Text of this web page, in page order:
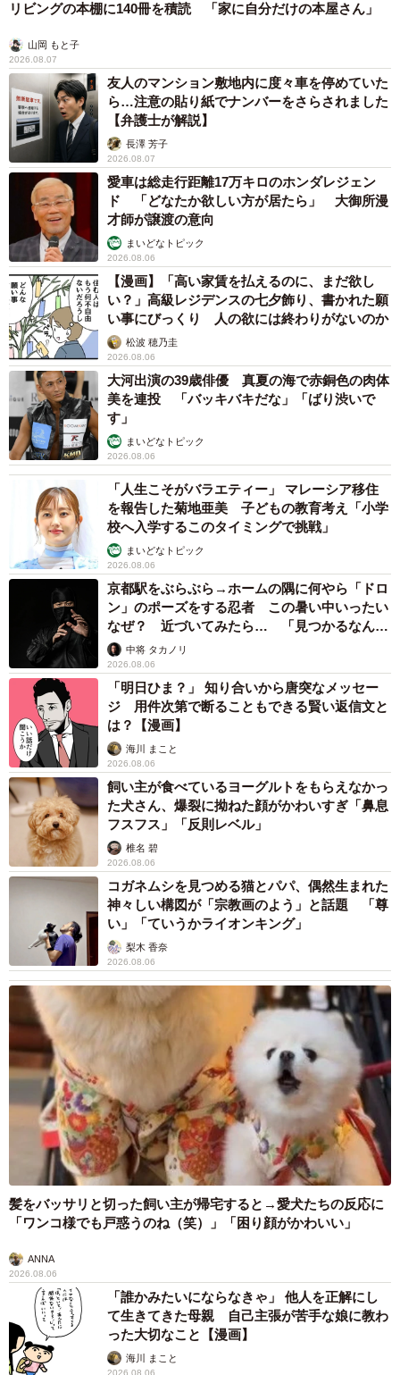
リビングの本棚に140冊を積読 「家に自分だけの本屋さん」
山岡 もと子
2026.08.07
友人のマンション敷地内に度々車を停めていた
ら…注意の貼り紙でナンバーをさらされました
【弁護士が解説】
長澤 芳子
2026.08.07
愛車は総走行距離17万キロのホンダレジェン
ド 「どなたか欲しい方が居たら」 大御所漫
才師が譲渡の意向
まいどなトピック
2026.08.06
【漫画】「高い家賃を払えるのに、まだ欲し
い？」高級レジデンスの七夕飾り、書かれた願
い事にびっくり 人の欲には終わりがないのか
松波 穂乃圭
2026.08.06
大河出演の39歳俳優 真夏の海で赤銅色の肉体
美を連投 「バッキバキだな」「ばり渋いで
す」
まいどなトピック
2026.08.06
「人生こそがバラエティー」 マレーシア移住
を報告した菊地亜美 子どもの教育考え「小学
校へ入学するこのタイミングで挑戦」
まいどなトピック
2026.08.06
京都駅をぶらぶら→ホームの隅に何やら「ドロ
ン」のポーズをする忍者 この暑い中いったい
なぜ？ 近づいてみたら… 「見つかるなんて
未熟」中将 タカノリ
2026.08.06
「明日ひま？」 知り合いから唐突なメッセー
ジ 用件次第で断ることもできる賢い返信文と
は？【漫画】
海川 まこと
2026.08.06
飼い主が食べているヨーグルトをもらえなかっ
た犬さん、爆裂に拗ねた顔がかわいすぎ「鼻息
フスフス」「反則レベル」
椎名 碧
2026.08.06
コガネムシを見つめる猫とパパ、偶然生まれた
神々しい構図が「宗教画のよう」と話題 「尊
い」「ていうかライオンキング」
梨木 香奈
2026.08.06
髪をバッサリと切った飼い主が帰宅すると→愛犬たちの反応に
「ワンコ様でも戸惑うのね（笑）」「困り顔がかわいい」
ANNA
2026.08.06
「誰かみたいにならなきゃ」 他人を正解にし
て生きてきた母親 自己主張が苦手な娘に教わ
った大切なこと【漫画】
海川 まこと
2026.08.06